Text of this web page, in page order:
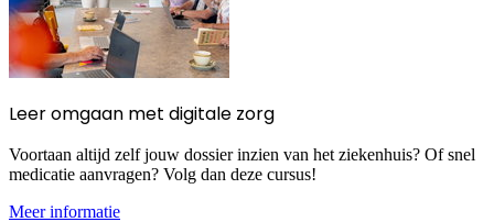
Leer omgaan met digitale zorg
Voortaan altijd zelf jouw dossier inzien van het ziekenhuis? Of snel
medicatie aanvragen? Volg dan deze cursus!
Meer informatie